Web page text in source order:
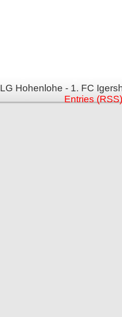
LG Hohenlohe - 1. FC
Entries (RSS)